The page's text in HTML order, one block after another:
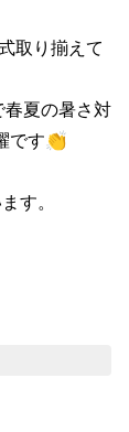
取り揃えて
夏の暑さ対
です👏
す。